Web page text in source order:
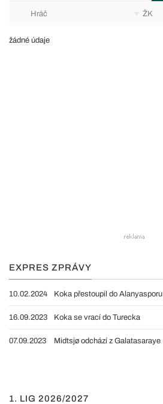
Hráč ŽK
žádné údaje
EXPRES ZPRÁVY
10.02.2024 Koka přestoupil do Alanyasporu
16.09.2023 Koka se vrací do Turecka
07.09.2023 Midtsjø odchází z Galatasaraye
1. LIG 2026/2027